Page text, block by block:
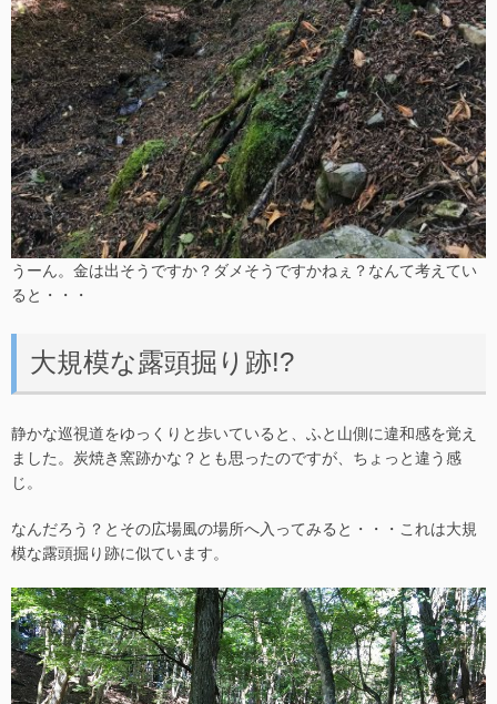
うーん。金は出そうですか？ダメそうですかねぇ？なんて考えてい
ると・・・
大規模な露頭掘り跡!?
静かな巡視道をゆっくりと歩いていると、ふと山側に違和感を覚え
ました。炭焼き窯跡かな？とも思ったのですが、ちょっと違う感
じ。
なんだろう？とその広場風の場所へ入ってみると・・・これは大規
模な露頭掘り跡に似ています。